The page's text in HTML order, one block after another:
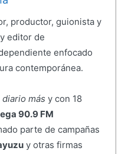
productor, guionista y
editor de
enfocado
contemporánea.
diario más y con 18
90.9 FM
parte de campañas
y otras firmas